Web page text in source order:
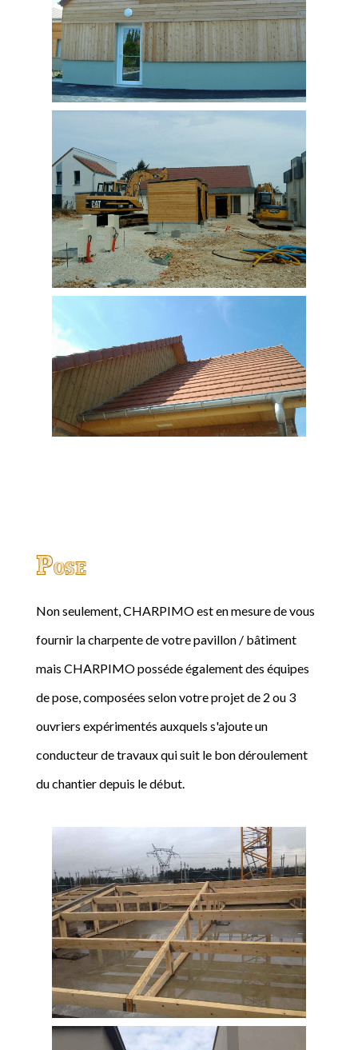
Pose
Non seulement, CHARPIMO est en mesure de vous
fournir la charpente de votre pavillon / bâtiment
mais CHARPIMO posséde également des équipes
de pose, composées selon votre projet de 2 ou 3
ouvriers expérimentés auxquels s'ajoute un
conducteur de travaux qui suit le bon déroulement
du chantier depuis le début.